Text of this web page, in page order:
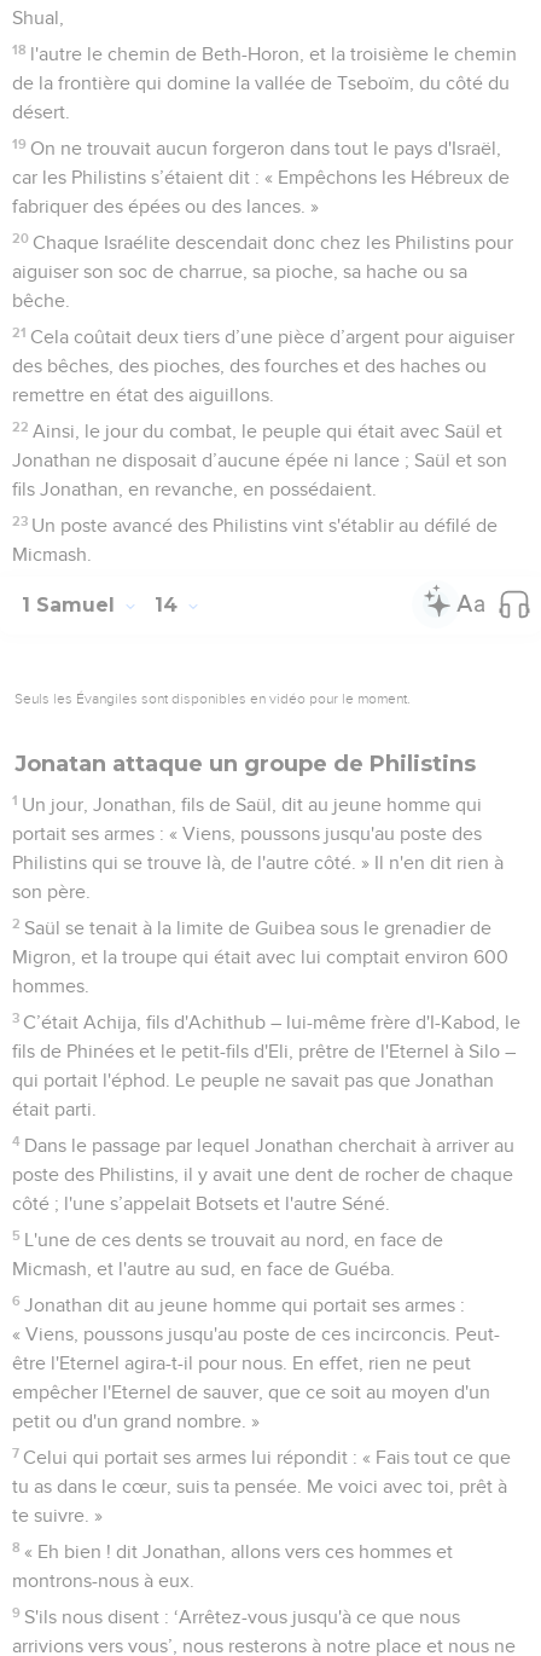
Shual,
18 l'autre le chemin de Beth-Horon, et la troisième le chemin
de la frontière qui domine la vallée de Tseboïm, du côté du
désert.
19 On ne trouvait aucun forgeron dans tout le pays d'Israël,
car les Philistins s’étaient dit : « Empêchons les Hébreux de
fabriquer des épées ou des lances. »
20 Chaque Israélite descendait donc chez les Philistins pour
aiguiser son soc de charrue, sa pioche, sa hache ou sa
bêche.
21 Cela coûtait deux tiers d’une pièce d’argent pour aiguiser
des bêches, des pioches, des fourches et des haches ou
remettre en état des aiguillons.
22 Ainsi, le jour du combat, le peuple qui était avec Saül et
Jonathan ne disposait d’aucune épée ni lance ; Saül et son
fils Jonathan, en revanche, en possédaient.
23 Un poste avancé des Philistins vint s'établir au défilé de
Micmash.
1 Samuel 14
Seuls les Évangiles sont disponibles en vidéo pour le moment.
Jonatan attaque un groupe de Philistins
1 Un jour, Jonathan, fils de Saül, dit au jeune homme qui
portait ses armes : « Viens, poussons jusqu'au poste des
Philistins qui se trouve là, de l'autre côté. » Il n'en dit rien à
son père.
2 Saül se tenait à la limite de Guibea sous le grenadier de
Migron, et la troupe qui était avec lui comptait environ 600
hommes.
3 C’était Achija, fils d'Achithub – lui-même frère d'I-Kabod, le
fils de Phinées et le petit-fils d'Eli, prêtre de l'Eternel à Silo –
qui portait l'éphod. Le peuple ne savait pas que Jonathan
était parti.
4 Dans le passage par lequel Jonathan cherchait à arriver au
poste des Philistins, il y avait une dent de rocher de chaque
côté ; l'une s’appelait Botsets et l'autre Séné.
5 L'une de ces dents se trouvait au nord, en face de
Micmash, et l'autre au sud, en face de Guéba.
6 Jonathan dit au jeune homme qui portait ses armes :
« Viens, poussons jusqu'au poste de ces incirconcis. Peut-
être l'Eternel agira-t-il pour nous. En effet, rien ne peut
empêcher l'Eternel de sauver, que ce soit au moyen d'un
petit ou d'un grand nombre. »
7 Celui qui portait ses armes lui répondit : « Fais tout ce que
tu as dans le cœur, suis ta pensée. Me voici avec toi, prêt à
te suivre. »
8 « Eh bien ! dit Jonathan, allons vers ces hommes et
montrons-nous à eux.
9 S'ils nous disent : ‘Arrêtez-vous jusqu'à ce que nous
arrivions vers vous’, nous resterons à notre place et nous ne